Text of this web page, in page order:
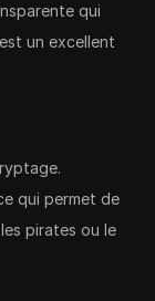
qui
un excellent
qui permet de
pirates ou le